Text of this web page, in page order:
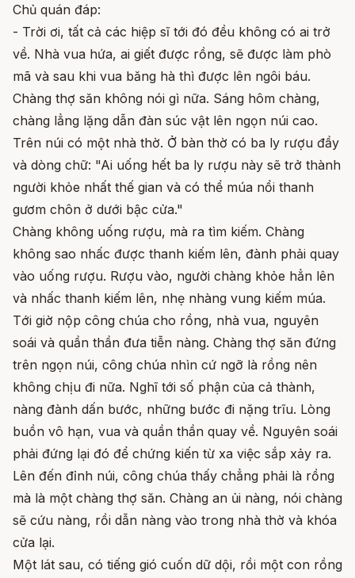
Chủ quán đáp:
- Trời ơi, tất cả các hiệp sĩ tới đó đều không có ai trở
về. Nhà vua hứa, ai giết được rồng, sẽ được làm phò
mã và sau khi vua băng hà thì được lên ngôi báu.
Chàng thợ săn không nói gì nữa. Sáng hôm chàng,
chàng lẳng lặng dẫn đàn súc vật lên ngọn núi cao.
Trên núi có một nhà thờ. Ở bàn thờ có ba ly rượu đầy
và dòng chữ: "Ai uống hết ba ly rượu này sẽ trở thành
người khỏe nhất thế gian và có thể múa nổi thanh
gươm chôn ở dưới bậc cửa."
Chàng không uống rượu, mà ra tìm kiếm. Chàng
không sao nhấc được thanh kiếm lên, đành phải quay
vào uống rượu. Rượu vào, người chàng khỏe hẳn lên
và nhấc thanh kiếm lên, nhẹ nhàng vung kiếm múa.
Tới giờ nộp công chúa cho rồng, nhà vua, nguyên
soái và quần thần đưa tiễn nàng. Chàng thợ săn đứng
trên ngọn núi, công chúa nhìn cứ ngỡ là rồng nên
không chịu đi nữa. Nghĩ tới số phận của cả thành,
nàng đành dấn bước, những bước đi nặng trĩu. Lòng
buồn vô hạn, vua và quần thần quay về. Nguyên soái
phải đứng lại đó để chứng kiến từ xa việc sắp xảy ra.
Lên đến đỉnh núi, công chúa thấy chẳng phải là rồng
mà là một chàng thợ săn. Chàng an ủi nàng, nói chàng
sẽ cứu nàng, rồi dẫn nàng vào trong nhà thờ và khóa
cửa lại.
Một lát sau, có tiếng gió cuốn dữ dội, rồi một con rồng